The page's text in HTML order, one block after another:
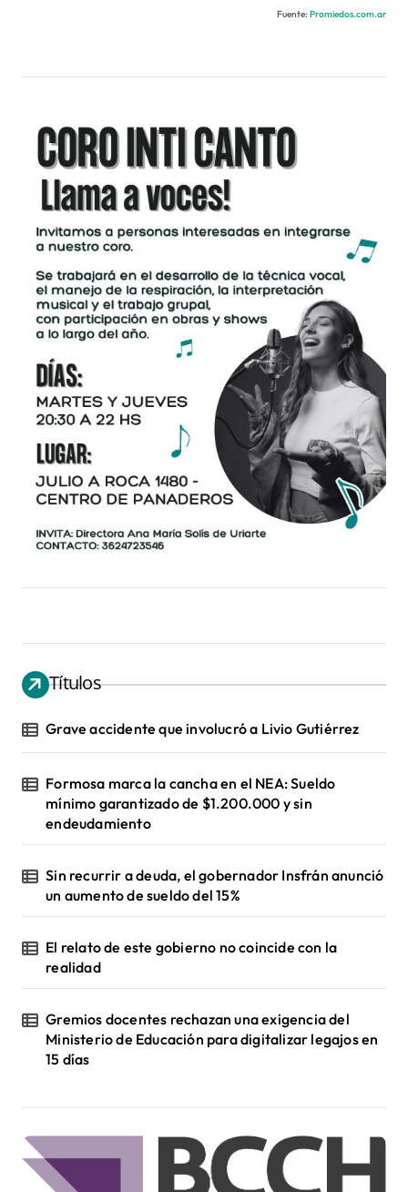
Fuente: Promiedos.com.ar
Títulos
Grave accidente que involucró a Livio Gutiérrez
Formosa marca la cancha en el NEA: Sueldo
mínimo garantizado de $1.200.000 y sin
endeudamiento
Sin recurrir a deuda, el gobernador Insfrán anunció
un aumento de sueldo del 15%
El relato de este gobierno no coincide con la
realidad
Gremios docentes rechazan una exigencia del
Ministerio de Educación para digitalizar legajos en
15 días